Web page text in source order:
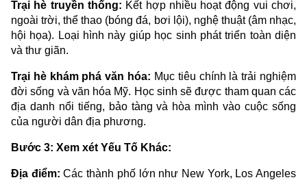
Trại hè truyền thống: Kết hợp nhiều hoạt động vui chơi,
ngoài trời, thể thao (bóng đá, bơi lội), nghệ thuật (âm nhạc,
hội họa). Loại hình này giúp học sinh phát triển toàn diện
và thư giãn.
Trại hè khám phá văn hóa: Mục tiêu chính là trải nghiệm
đời sống và văn hóa Mỹ. Học sinh sẽ được tham quan các
địa danh nổi tiếng, bảo tàng và hòa mình vào cuộc sống
của người dân địa phương.
Bước 3: Xem xét Yếu Tố Khác:
Địa điểm: Các thành phố lớn như New York, Los Angeles